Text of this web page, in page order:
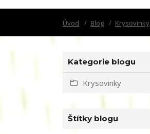
Úvod Blog Krysovinky
Kategorie blogu
Krysovinky
Štítky blogu